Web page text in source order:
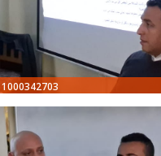
1000342703